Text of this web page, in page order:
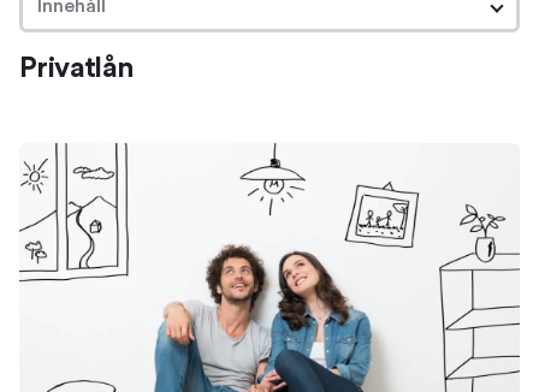
Innehåll
Privatlån
Hur funkar privatlån?
Om privatlån
Ränta
Effektiv ränta
Ränteexempel
Ränteavdrag
Återbetalningstid och amortering
Privatlån